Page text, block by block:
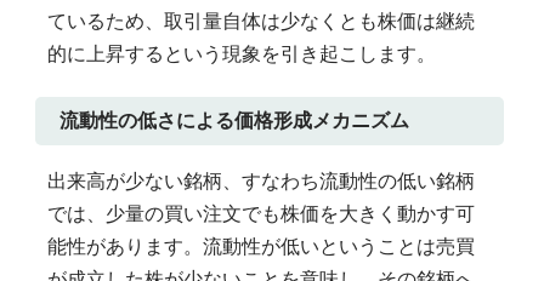
ているため、取引量自体は少なくとも株価は継続
的に上昇するという現象を引き起こします。
流動性の低さによる価格形成メカニズム
出来高が少ない銘柄、すなわち流動性の低い銘柄
では、少量の買い注文でも株価を大きく動かす可
能性があります。流動性が低いということは売買